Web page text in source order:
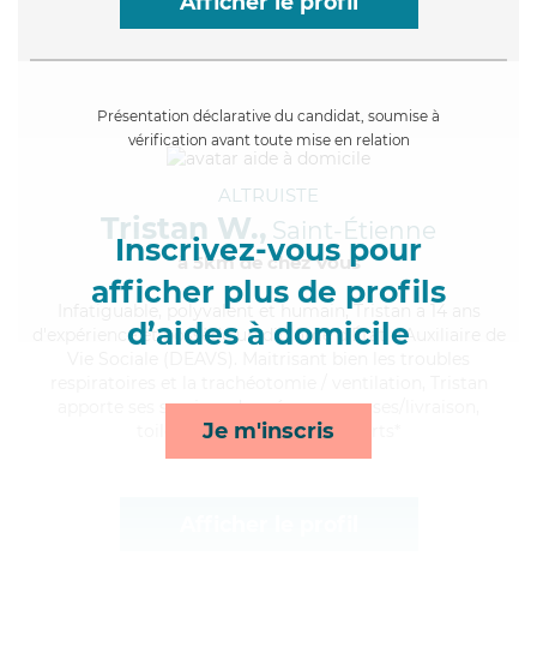
Présentation déclarative du candidat, soumise à
vérification avant toute mise en relation
Inscrivez-vous pour
afficher plus de profils
d’aides à domicile
Je m'inscris
ALTRUISTE
Tristan W., Saint-Étienne
à 5km de chez Vous
, polyvalent et humain, Tristan a 14 ans
d'expérience et possède un diplôme d'État d'Auxiliaire de
apporte ses services de ménage, courses/livraison,
toilette/habillage et transports*